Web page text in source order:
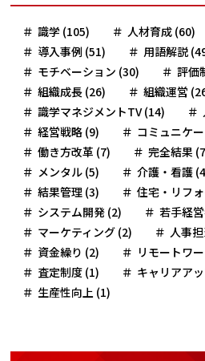
識学 (105) 人材育成 (60)
導入事例 (51)
用語解説
モチベーション (30)
評価
組織成長 (26)
組織運営
識学マネジメントTV (14)
経営戦略 (9)
コミュニケ
働き方改革 (7)
完全結果
メンタル (5)
介護・看護
結果管理 (3)
住宅・リフ
システム開発 (2)
若手経
マーケティング (2)
人事
資金繰り (2)
リモートワ
査定制度 (1)
キャリアア
生産性向上 (1)